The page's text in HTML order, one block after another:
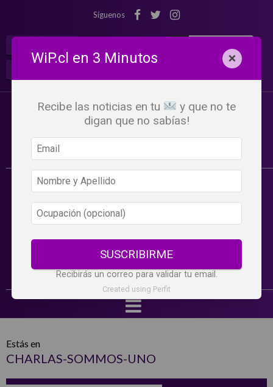
Síguenos
Estás en
CHARLAS-SOMMOS-UNO
WiP.cl en 3 Minutos ×
Recibe las noticias en tu
y que no te
digan que no sabías!
SUSCRIBIRME
Recibirás un correo para validar tu email.
Created using Perfit